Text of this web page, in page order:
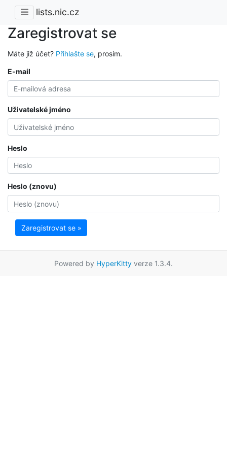
lists.nic.cz
Zaregistrovat se
Máte již účet? Přihlašte se, prosím.
E-mail
Uživatelské jméno
Heslo
Heslo (znovu)
Zaregistrovat se »
Powered by HyperKitty verze 1.3.4.